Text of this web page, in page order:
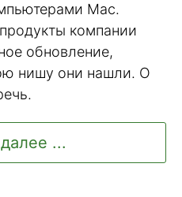
Mac.
компании
обновление,
нишу они нашли. О
...